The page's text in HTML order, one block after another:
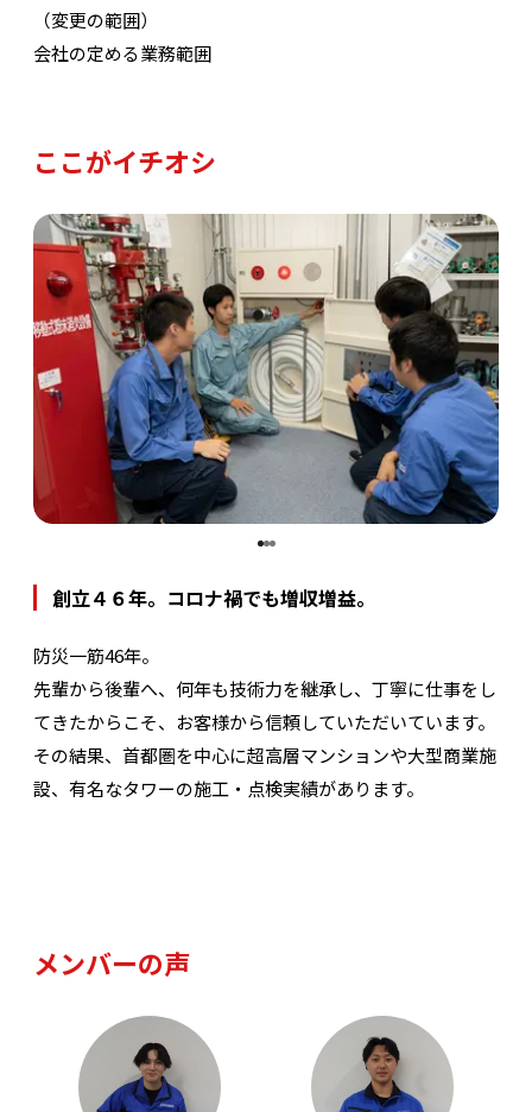
（変更の範囲）
会社の定める業務範囲
ここがイチオシ
創立４６年。コロナ禍でも増収増益。
防災一筋46年。
先輩から後輩へ、何年も技術力を継承し、丁寧に仕事をし
てきたからこそ、お客様から信頼していただいています。
その結果、首都圏を中心に超高層マンションや大型商業施
設、有名なタワーの施工・点検実績があります。
メンバーの声